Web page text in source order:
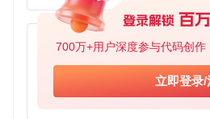
700万+用户深度参与代码创作
立即登录/
到电脑
使用工具内置的"演出优化"功能
削波失真
py-xiaozhi
Python
0 1